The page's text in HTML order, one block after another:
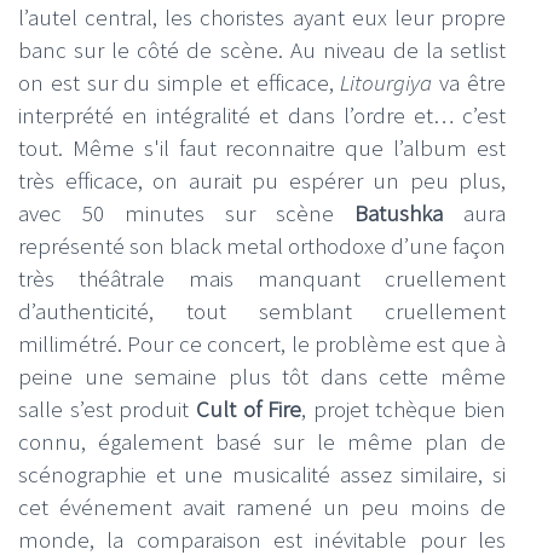
l’autel central, les choristes ayant eux leur propre
banc sur le côté de scène. Au niveau de la setlist
on est sur du simple et efficace,Litourgiya va être
interprété en intégralité et dans l’ordre et… c’est
tout. Même s'il faut reconnaitre que l’album est
très efficace, on aurait pu espérer un peu plus,
avec 50 minutes sur scène Batushka aura
représenté son black metal orthodoxe d’une façon
très théâtrale mais manquant cruellement
d’authenticité, tout semblant cruellement
millimétré. Pour ce concert, le problème est que à
peine une semaine plus tôt dans cette même
salle s’est produit Cult of Fire, projet tchèque bien
connu, également basé sur le même plan de
scénographie et une musicalité assez similaire, si
cet événement avait ramené un peu moins de
monde, la comparaison est inévitable pour les